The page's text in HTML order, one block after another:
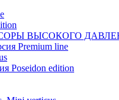
ВЫСОКОГО
Premium line
Poseidon edition